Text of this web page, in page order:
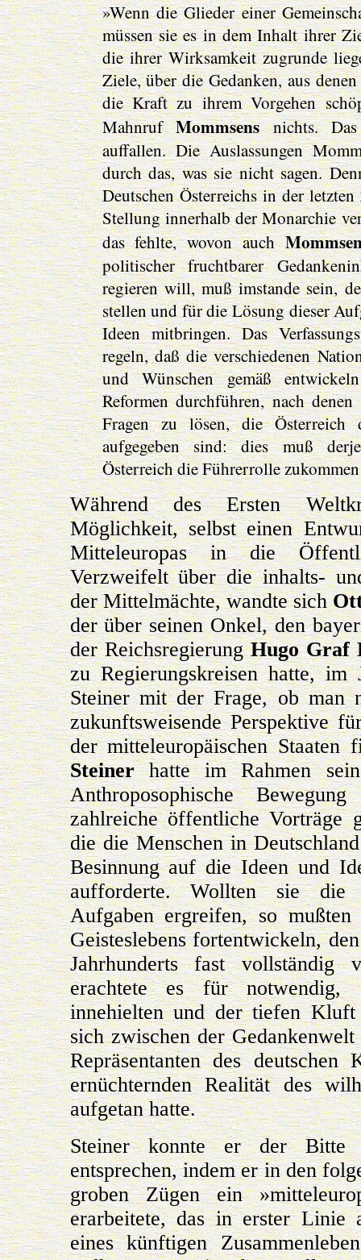
»Wenn die Glieder einer
müssen sie es in dem Inhalt ihrer
die ihrer Wirksamkeit zugrunde
Ziele, über die Gedanken, aus
die Kraft zu ihrem Vorgehen
MahnrufMommsensnichts. Das
auffallen. Die Auslassungen
durch das, was sie nicht sagen.
Deutschen Österreichs in der
Stellung innerhalb der Monarchie
das fehlte, wovon auch
politischer fruchtbarer
regieren will, muß imstande sein,
stellen und für die Lösung dieser
Ideen mitbringen. Das
regeln, daß die verschiedenen
und Wünschen gemäß
Reformen durchführen, nach
Fragen zu lösen, die Österreich
aufgegeben sind: dies muß
Österreich die Führerrolle
Während des Ersten
Möglichkeit, selbst einen
Mitteleuropas in die
Verzweifelt über die inhalts-
der Mittelmächte, wandte sich
der über seinen Onkel, den
der ReichsregierungHugo Graf
zu Regierungskreisen hatte,
Steiner mit der Frage, ob man
zukunftsweisende Perspektive
der mitteleuropäischen Staaten
Steinerhatte im Rahmen
Anthroposophische
zahlreiche öffentliche Vorträge
die die Menschen in
Besinnung auf die Ideen und
aufforderte. Wollten sie die
Aufgaben ergreifen, so
Geisteslebens fortentwickeln,
Jahrhunderts fast vollständig
erachtete es für notwendig,
innehielten und der tiefen
sich zwischen der
Repräsentanten des deutschen
ernüchternden Realität des
aufgetan hatte.
Steiner konnte er der
entsprechen, indem er in den
groben Zügen ein
erarbeitete, das in erster Linie
eines künftigen